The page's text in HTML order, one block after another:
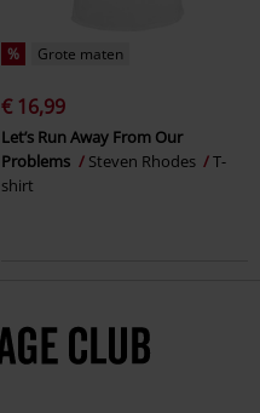
% Grote maten
€ 16,99
Let’s Run Away From Our
Problems
Steven Rhodes
T-
shirt